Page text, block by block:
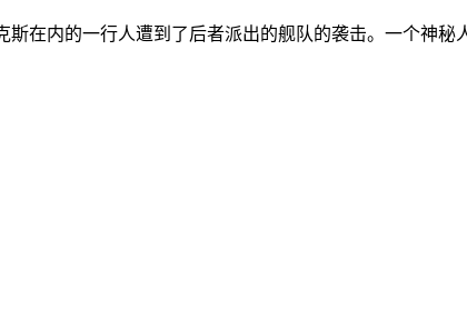
在内的一行人遭到了后者派出的舰队的袭击。一个神